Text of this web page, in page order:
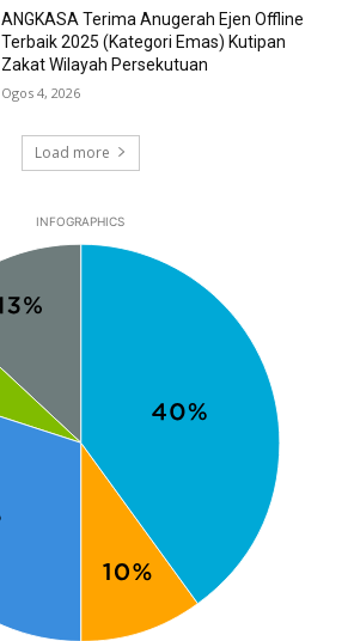
ANGKASA Terima Anugerah Ejen Offline
Terbaik 2025 (Kategori Emas) Kutipan
Zakat Wilayah Persekutuan
Ogos 4, 2026
Load more
INFOGRAPHICS